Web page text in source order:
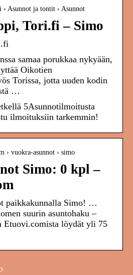
Asunnot ja tontit › Asunnot
Tori.fi – Simo
samaa porukkaa nykyään,
Oikotien
Torissa, jotta uuden kodin
…
5Asunnotilmoitusta
ilmoituksiin tarkemmin!
› vuokra-asunnot › simo
Simo: 0 kpl –
paikkakunnalla Simo! …
suurin asuntohaku –
Etuovi.comista löydät yli 75